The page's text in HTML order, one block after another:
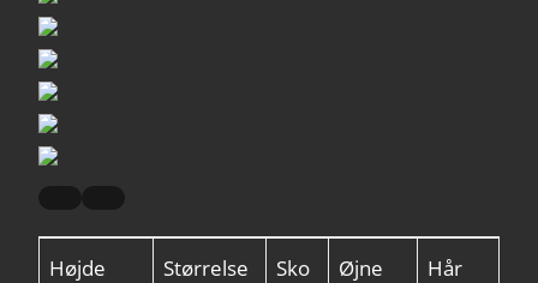
Højde
Størrelse
Sko
Øjne
Hår